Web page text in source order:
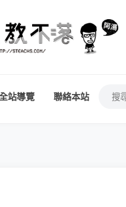
站導覽 聯絡本站